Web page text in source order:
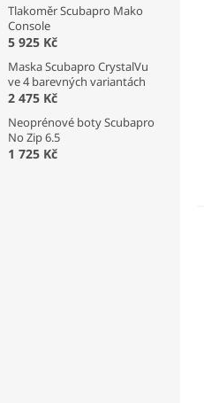
Tlakoměr Scubapro Mako
Console
5 925 Kč
Maska Scubapro CrystalVu
ve 4 barevných variantách
2 475 Kč
Neoprénové boty Scubapro
No Zip 6.5
1 725 Kč